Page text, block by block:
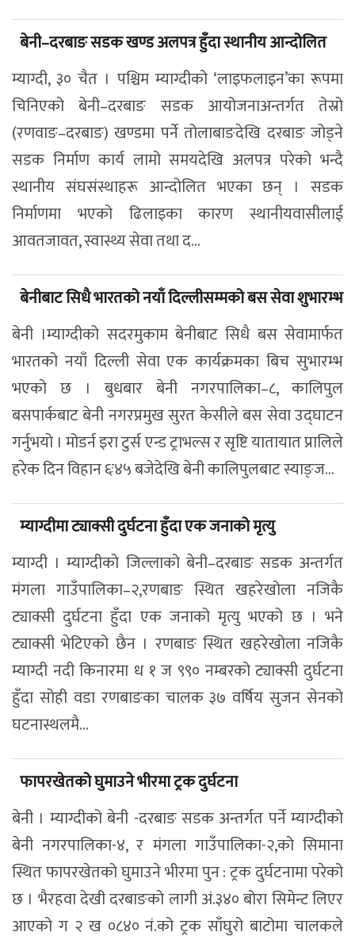
बेनी–दरबाङ सडक खण्ड अलपत्र हुँदा स्थानीय आन्दोलित
म्याग्दी, ३० चैत । पश्चिम म्याग्दीको ‘लाइफलाइन’का रूपमा
चिनिएको बेनी–दरबाङ सडक आयोजनाअन्तर्गत तेस्रो
(रणवाङ–दरबाङ) खण्डमा पर्ने तोलाबाङदेखि दरबाङ जोड्ने
सडक निर्माण कार्य लामो समयदेखि अलपत्र परेको भन्दै
स्थानीय संघसंस्थाहरू आन्दोलित भएका छन् । सडक
निर्माणमा भएको ढिलाइका कारण स्थानीयवासीलाई
आवतजावत, स्वास्थ्य सेवा तथा द...
बेनीबाट सिधै भारतको नयाँ दिल्लीसम्मको बस सेवा शुभारम्भ
बेनी ।म्याग्दीको सदरमुकाम बेनीबाट सिधै बस सेवामार्फत
भारतको नयाँ दिल्ली सेवा एक कार्यक्रमका बिच सुभारम्भ
भएको छ । बुधबार बेनी नगरपालिका–८, कालिपुल
बसपार्कबाट बेनी नगरप्रमुख सुरत केसीले बस सेवा उद्घाटन
गर्नुभयो । मोडर्न इरा टुर्स एन्ड ट्राभल्स र सृष्टि यातायात प्रालिले
हरेक दिन विहान ६ः४५ बजेदेखि बेनी कालिपुलबाट स्याङ्ज...
म्याग्दीमा ट्याक्सी दुर्घटना हुँदा एक जनाको मृत्यु
म्याग्दी । म्याग्दीको जिल्लाको बेनी–दरबाङ सडक अन्तर्गत
मंगला गाउँपालिका–२,रणबाङ स्थित खहरेखोला नजिकै
ट्याक्सी दुर्घटना हुँदा एक जनाको मृत्यु भएको छ । भने
ट्याक्सी भेटिएको छैन । रणबाङ स्थित खहरेखोला नजिकै
म्याग्दी नदी किनारमा ध १ ज ९९० नम्बरको ट्याक्सी दुर्घटना
हुँदा सोही वडा रणबाङका चालक ३७ वर्षिय सुजन सेनको
घटनास्थलमै...
फापरखेतको घुमाउने भीरमा ट्रक दुर्घटना
बेनी । म्याग्दीको बेनी -दरबाङ सडक अन्तर्गत पर्ने म्याग्दीको
बेनी नगरपालिका-४, र मंगला गाउँपालिका-२,को सिमाना
स्थित फापरखेतको घुमाउने भीरमा पुन : ट्रक दुर्घटनामा परेको
छ । भैरहवा देखी दरबाङको लागी अं.३४० बोरा सिमेन्ट लिएर
आएको ग २ ख ०८४० नं.को ट्रक साँघुरो बाटोमा चालकले